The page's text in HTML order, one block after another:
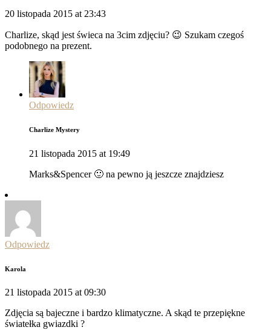
20 listopada 2015 at 23:43
Charlize, skąd jest świeca na 3cim zdjęciu? 😉 Szukam czegoś
podobnego na prezent.
Odpowiedz
Charlize Mystery
21 listopada 2015 at 19:49
Marks&Spencer 🙂 na pewno ją jeszcze znajdziesz
Odpowiedz
Karola
21 listopada 2015 at 09:30
Zdjęcia są bajeczne i bardzo klimatyczne. A skąd te przepiękne
światełka gwiazdki ?